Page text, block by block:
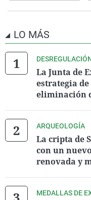
LO MÁS
La Junta de
estrategia
eliminación
ARQUEOLOGÍA
La cripta de
con un
renovada y
MEDALLAS DE